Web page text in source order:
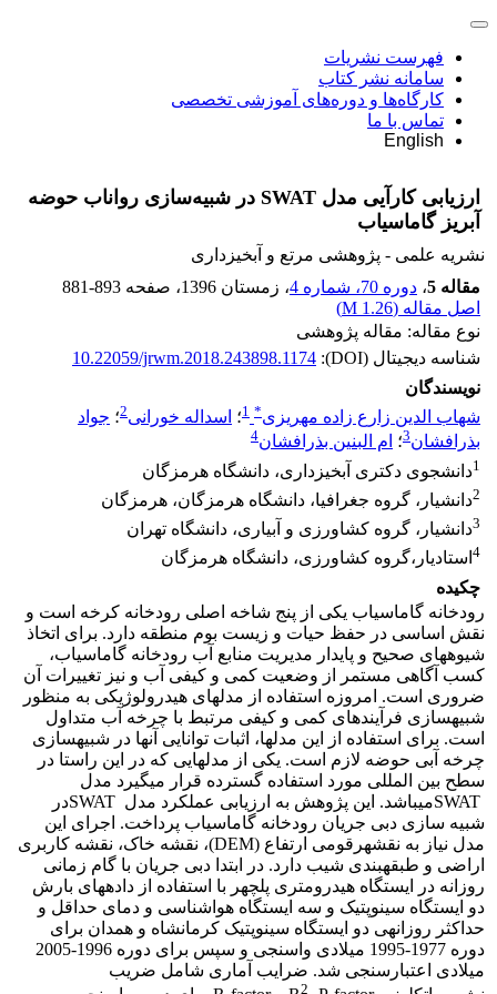
فهرست نشریات
سامانه نشر کتاب
کارگاه‌ها و دوره‌های آموزشی تخصصی
تماس با ما
English
ارزیابی کارآیی مدل SWAT در شبیه‌سازی رواناب حوضه
آبریز گاماسیاب
نشریه علمی - پژوهشی مرتع و آبخیزداری
مقاله 5
، دوره 70، شماره 4 ، زمستان 1396 ، صفحه 881-893
اصل مقاله (1.26 M
)
نوع مقاله: مقاله پژوهشی
شناسه دیجیتال (DOI):
10.22059/jrwm.2018.243898.1174
نویسندگان
شهاب الدین زارع زاده مهریزی*
1؛ اسداله خورانی2؛ جواد
بذرافشان3؛ ام البنین بذرافشان4
1دانشجوی دکتری آبخیزداری، دانشگاه هرمزگان
2دانشیار، گروه جغرافیا، دانشگاه هرمزگان، هرمزگان
3دانشیار، گروه کشاورزی و آبیاری، دانشگاه تهران
4 استادیار،گروه کشاورزی، دانشگاه هرمزگان
چکیده
رودخانه گاماسیاب یکی از پنج شاخه اصلی رودخانه کرخه است و
نقش اساسی در حفظ حیات و زیست بوم منطقه دارد. برای اتخاذ
شیوه­های صحیح و پایدار مدیریت منابع آب رودخانه گاماسیاب،
کسب آگاهی مستمر از وضعیت کمی و کیفی آب و نیز تغییرات آن
ضروری است. امروزه استفاده از مدل­های هیدرولوژیکی به منظور
شبیه­سازی فرآیندهای کمی و کیفی مرتبط با چرخه آب متداول
است. برای استفاده از این مدل­ها، اثبات توانایی آن­ها در شبیه­سازی
چرخه آبی حوضه لازم است. یکی از مدل­هایی که در این راستا در
سطح بین المللی مورد استفاده گسترده قرار می­گیرد مدل
شبیه ­سازی دبی جریان رودخانه گاماسیاب پرداخت. اجرای این
مدل نیاز به نقشه­رقومی ارتفاع (DEM)، نقشه خاک، نقشه کاربری
اراضی و طبقه­بندی شیب دارد. در ابتدا دبی جریان با گام زمانی
روزانه در ایستگاه هیدرومتری پلچهر با استفاده از داده­های بارش
دو ایستگاه سینوپتیک و سه ایستگاه هواشناسی و دمای حداقل و
حداکثر روزانه­ی دو ایستگاه سینوپتیک کرمانشاه و همدان برای
دوره 1977-1995 میلادی واسنجی و سپس برای دوره 1996-2005
میلادی اعتبار­سنجی شد. ضرایب آماری شامل ضریب
2